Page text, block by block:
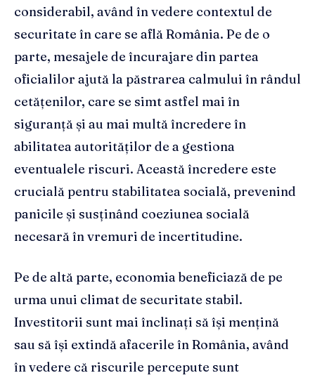
considerabil, având în vedere contextul de
securitate în care se află România. Pe de o
parte, mesajele de încurajare din partea
oficialilor ajută la păstrarea calmului în rândul
cetățenilor, care se simt astfel mai în
siguranță și au mai multă încredere în
abilitatea autorităților de a gestiona
eventualele riscuri. Această încredere este
crucială pentru stabilitatea socială, prevenind
panicile și susținând coeziunea socială
necesară în vremuri de incertitudine.
Pe de altă parte, economia beneficiază de pe
urma unui climat de securitate stabil.
Investitorii sunt mai înclinați să își mențină
sau să își extindă afacerile în România, având
în vedere că riscurile percepute sunt